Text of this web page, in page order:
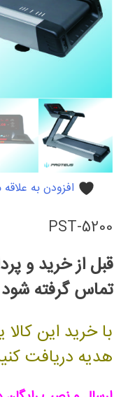
افزودن به
PST-5200
قبل از خرید و
تماس گرفته شود
با خرید این
هدیه دریافت